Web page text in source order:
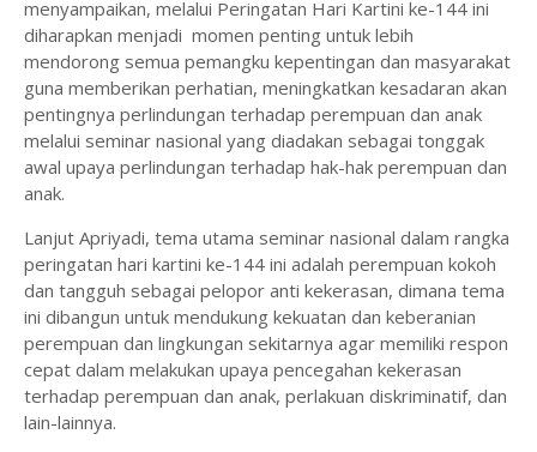
menyampaikan, melalui Peringatan Hari Kartini ke-144 ini
diharapkan menjadi momen penting untuk lebih
mendorong semua pemangku kepentingan dan masyarakat
guna memberikan perhatian, meningkatkan kesadaran akan
pentingnya perlindungan terhadap perempuan dan anak
melalui seminar nasional yang diadakan sebagai tonggak
awal upaya perlindungan terhadap hak-hak perempuan dan
anak.
Lanjut Apriyadi, tema utama seminar nasional dalam rangka
peringatan hari kartini ke-144 ini adalah perempuan kokoh
dan tangguh sebagai pelopor anti kekerasan, dimana tema
ini dibangun untuk mendukung kekuatan dan keberanian
perempuan dan lingkungan sekitarnya agar memiliki respon
cepat dalam melakukan upaya pencegahan kekerasan
terhadap perempuan dan anak, perlakuan diskriminatif, dan
lain-lainnya.